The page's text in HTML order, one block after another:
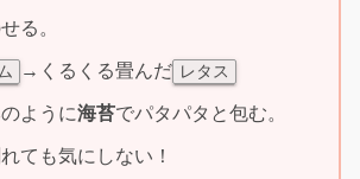
る。
→くるくる畳んだ レタス
ように海苔でパタパタと包む。
も気にしない！